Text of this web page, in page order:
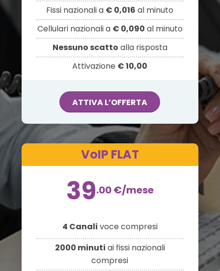
Fissi nazionali a € 0,016 al minuto
Cellulari nazionali a € 0,090 al minuto
Nessuno scatto alla risposta
Attivazione € 10,00
ATTIVA L’OFFERTA
VoIP FLAT
39.00€/mese
4 Canali voce compresi
2000 minuti ai fissi nazionali
compresi